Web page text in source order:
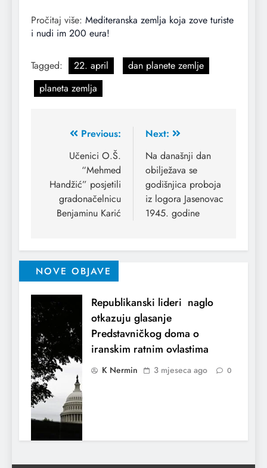
Pročitaj više: Mediteranska zemlja koja zove turiste
i nudi im 200 eura!
Tagged: 22. april
dan planete zemlje
planeta zemlja
Previous:
Učenici O.Š.
“Mehmed
Handžić” posjetili
gradonačelnicu
Benjaminu Karić
Next:
Na današnji dan
obilježava se
godišnjica proboja
iz logora Jasenovac
1945. godine
NOVE OBJAVE
Republikanski lideri naglo
otkazuju glasanje
Predstavničkog doma o
iranskim ratnim ovlastima
K Nermin 3 mjeseca ago 0